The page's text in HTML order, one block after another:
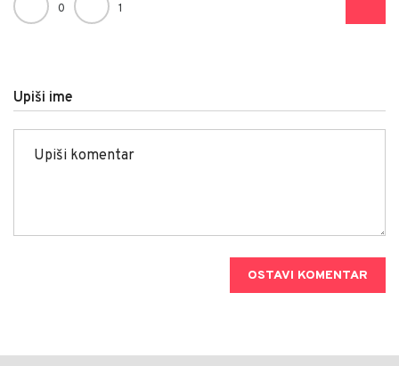
0 1
Upiši ime
OSTAVI KOMENTAR